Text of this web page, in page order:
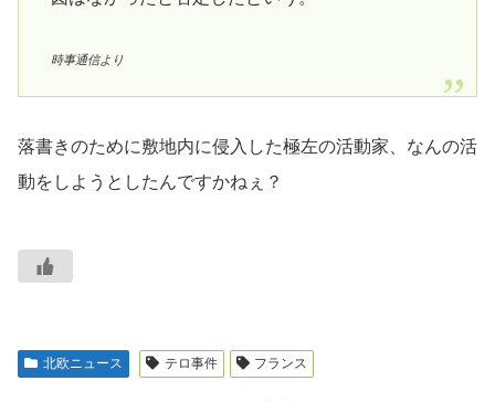
時事通信より
落書きのために敷地内に侵入した極左の活動家、なんの活
動をしようとしたんですかねぇ？
北欧ニュース テロ事件 フランス